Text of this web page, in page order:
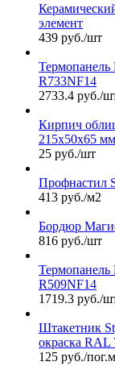
элемент
439 руб./шт
R733NF14
2733.4 руб./
Кирпич
215х50х65 мм
25 руб./шт
Профнастил
413 руб./м2
Бордюр
816 руб./шт
R509NF14
1719.3 руб./
Штакетник
окраска RAL
125 руб./пог.м